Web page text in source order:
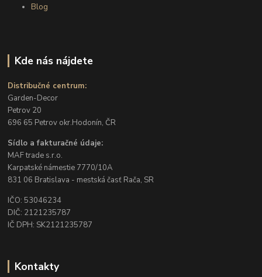
Blog
Kde nás nájdete
Distribučné centrum:
Garden-Decor
Petrov 20
696 65 Petrov okr.Hodonín, ČR
Sídlo a fakturačné údaje:
MAF trade s.r.o.
Karpatské námestie 7770/10A
831 06 Bratislava - mestská časť Rača, SR
IČO: 53046234
DIČ: 2121235787
IČ DPH: SK2121235787
Kontakty